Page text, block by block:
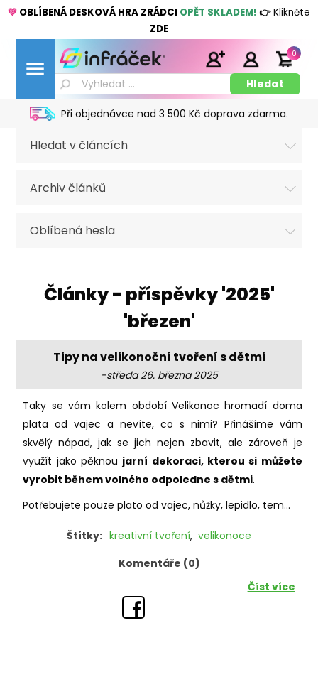
💚 OBLÍBENÁ DESKOVÁ HRA ZRÁDCI OPĚT SKLADEM! 👉Klikněte
ZDE
Při objednávce nad 3 500 Kč doprava zdarma.
0
Hledat v článcích
Archiv článků
Oblíbená hesla
Články - příspěvky '2025'
'březen'
Tipy na velikonoční tvoření s dětmi
-středa 26. března 2025
Taky se vám kolem období Velikonoc hromadí doma
plata od vajec a nevíte, co s nimi? Přinášíme vám
skvělý nápad, jak se jich nejen zbavit, ale zároveň je
využít jako pěknou jarní dekoraci, kterou si můžete
vyrobit během volného odpoledne s dětmi.
Potřebujete pouze plato od vajec, nůžky, lepidlo, tem...
Štítky: kreativní tvoření, velikonoce
Komentáře (0)
Číst více